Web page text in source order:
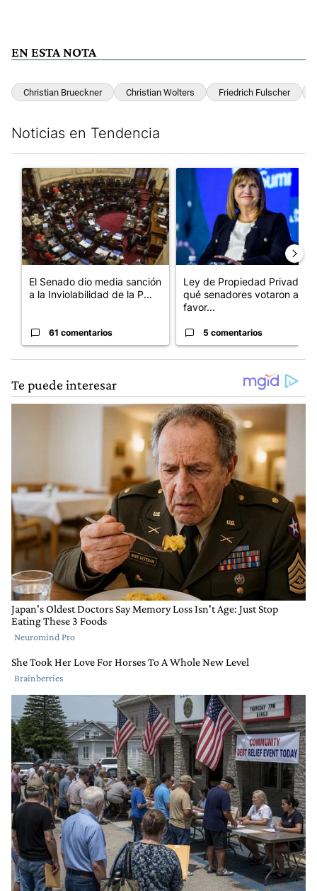
EN ESTA NOTA
Christian Brueckner Christian Wolters Friedrich Fulscher
Noticias en Tendencia
Un artículo de tendencia con el título "El Senado dio media
El Senado dio media sanción
a la Inviolabilidad de la P...
61 comentarios
Un artículo de tendencia
Ley de Propiedad Privada:
qué senadores votaron a
favor...
5 comentarios